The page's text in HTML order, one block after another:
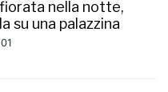
nella notte,
su una palazzina